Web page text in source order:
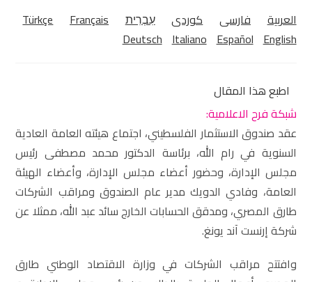
العربية فارسی كوردی‎ עִבְרִית Türkçe
Français
Deutsch Italiano Español English
اطبع هذا المقال
شبكة فرح الاعلامية:
عقد صندوق الاستثمار الفلسطيني، اجتماع هيئته العامة العادية
السنوية في رام الله، برئاسة الدكتور محمد مصطفى رئيس
مجلس الإدارة، وحضور أعضاء مجلس الإدارة، وأعضاء الهيئة
العامة، وفادي الدويك مدير عام الصندوق ومراقب الشركات
طارق المصري، ومدقق الحسابات الخارج سائد عبد الله، ممثلا عن
شركة إرنست آند يونغ.
وافتتح مراقب الشركات في وزارة الاقتصاد الوطني طارق